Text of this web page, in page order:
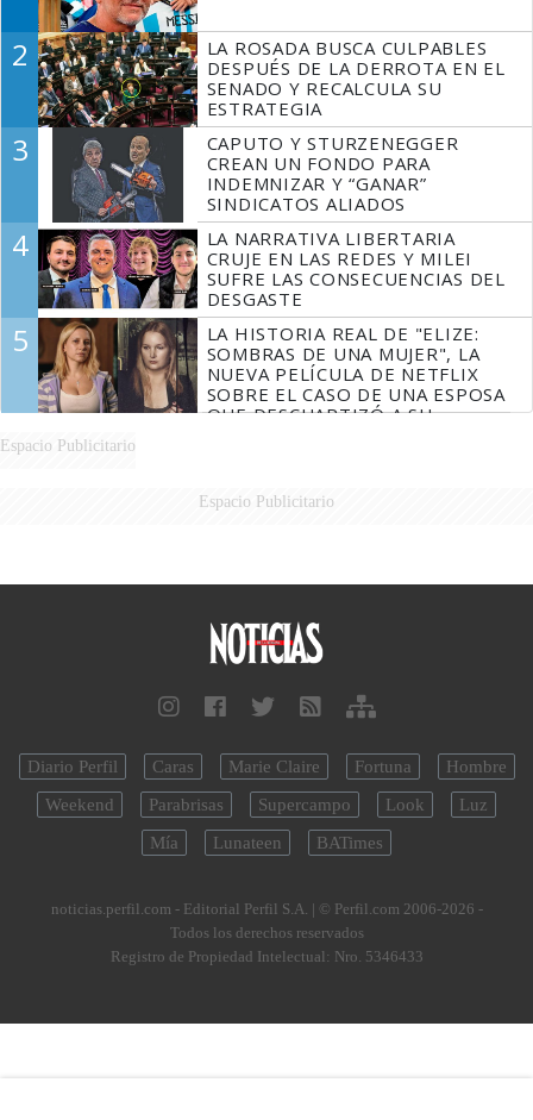
2
LA ROSADA BUSCA CULPABLES
DESPUÉS DE LA DERROTA EN EL
SENADO Y RECALCULA SU
ESTRATEGIA
3
CAPUTO Y STURZENEGGER
CREAN UN FONDO PARA
INDEMNIZAR Y “GANAR”
SINDICATOS ALIADOS
4
LA NARRATIVA LIBERTARIA
CRUJE EN LAS REDES Y MILEI
SUFRE LAS CONSECUENCIAS DEL
DESGASTE
5
LA HISTORIA REAL DE "ELIZE:
SOMBRAS DE UNA MUJER", LA
NUEVA PELÍCULA DE NETFLIX
SOBRE EL CASO DE UNA ESPOSA
QUE DESCUARTIZÓ A SU
Espacio Publicitario
Espacio Publicitario
Diario Perfil Caras Marie Claire Fortuna
Hombre
Weekend
Parabrisas Supercampo Look
Luz
Mía
Lunateen BATimes
noticias.perfil.com - Editorial Perfil S.A. | © Perfil.com 2006-2026 -
Todos los derechos reservados
Registro de Propiedad Intelectual: Nro. 5346433